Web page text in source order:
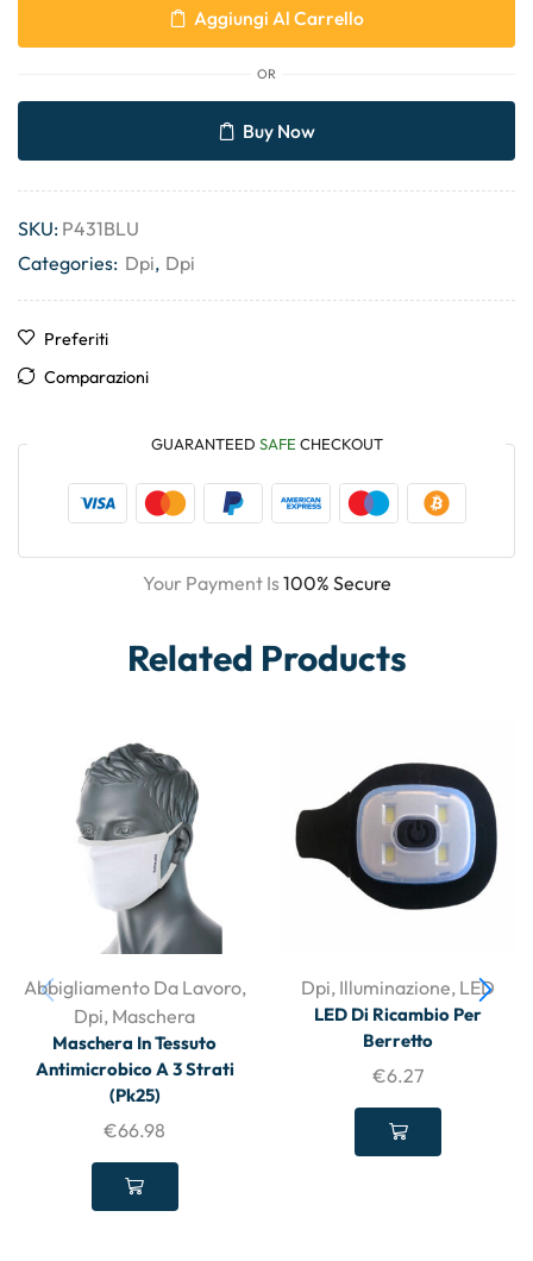
Aggiungi Al Carrello
OR
Buy Now
SKU: P431BLU
Categories: Dpi, Dpi
Preferiti
Comparazioni
GUARANTEED SAFE CHECKOUT
Your Payment Is100% Secure
Related Products
Abbigliamento Da Lavoro,
Dpi, Maschera
Maschera In Tessuto
Antimicrobico A 3 Strati
(Pk25)
€66.98
Dpi, Illuminazione, LED
LED Di Ricambio Per
Berretto
€6.27